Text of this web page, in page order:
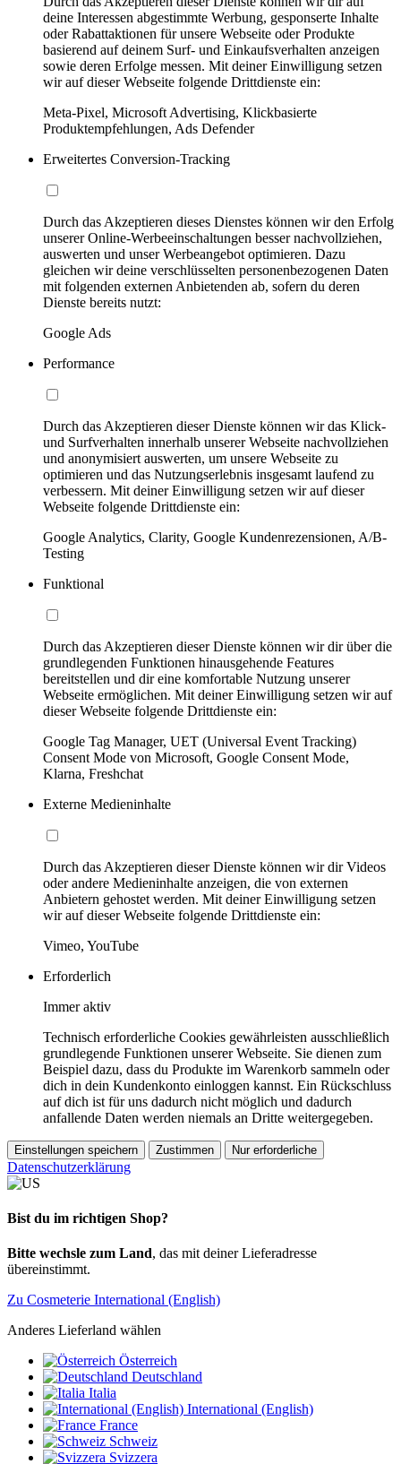
deine Interessen abgestimmte Werbung, gesponserte Inhalte
oder Rabattaktionen für unsere Webseite oder Produkte
basierend auf deinem Surf- und Einkaufsverhalten anzeigen
sowie deren Erfolge messen. Mit deiner Einwilligung setzen
wir auf dieser Webseite folgende Drittdienste ein:
Meta-Pixel, Microsoft Advertising, Klickbasierte
Produktempfehlungen, Ads Defender
Erweitertes Conversion-Tracking
Durch das Akzeptieren dieses Dienstes können wir den Erfolg
unserer Online-Werbeeinschaltungen besser nachvollziehen,
auswerten und unser Werbeangebot optimieren. Dazu
gleichen wir deine verschlüsselten personenbezogenen Daten
mit folgenden externen Anbietenden ab, sofern du deren
Dienste bereits nutzt:
Google Ads
Performance
Durch das Akzeptieren dieser Dienste können wir das Klick-
und Surfverhalten innerhalb unserer Webseite nachvollziehen
und anonymisiert auswerten, um unsere Webseite zu
optimieren und das Nutzungserlebnis insgesamt laufend zu
verbessern. Mit deiner Einwilligung setzen wir auf dieser
Webseite folgende Drittdienste ein:
Google Analytics, Clarity, Google Kundenrezensionen, A/B-
Testing
Funktional
Durch das Akzeptieren dieser Dienste können wir dir über die
grundlegenden Funktionen hinausgehende Features
bereitstellen und dir eine komfortable Nutzung unserer
Webseite ermöglichen. Mit deiner Einwilligung setzen wir auf
dieser Webseite folgende Drittdienste ein:
Google Tag Manager, UET (Universal Event Tracking)
Consent Mode von Microsoft, Google Consent Mode,
Klarna, Freshchat
Externe Medieninhalte
Durch das Akzeptieren dieser Dienste können wir dir Videos
oder andere Medieninhalte anzeigen, die von externen
Anbietern gehostet werden. Mit deiner Einwilligung setzen
wir auf dieser Webseite folgende Drittdienste ein:
Vimeo, YouTube
Erforderlich
Immer aktiv
Technisch erforderliche Cookies gewährleisten ausschließlich
grundlegende Funktionen unserer Webseite. Sie dienen zum
Beispiel dazu, dass du Produkte im Warenkorb sammeln oder
dich in dein Kundenkonto einloggen kannst. Ein Rückschluss
auf dich ist für uns dadurch nicht möglich und dadurch
anfallende Daten werden niemals an Dritte weitergegeben.
Einstellungen speichern Zustimmen Nur erforderliche
Datenschutzerklärung
Bist du im richtigen Shop?
Bitte wechsle zum Land, das mit deiner Lieferadresse
übereinstimmt.
Zu Cosmeterie International (English)
Anderes Lieferland wählen
Österreich
Deutschland
Italia
International (English)
France
Schweiz
Svizzera